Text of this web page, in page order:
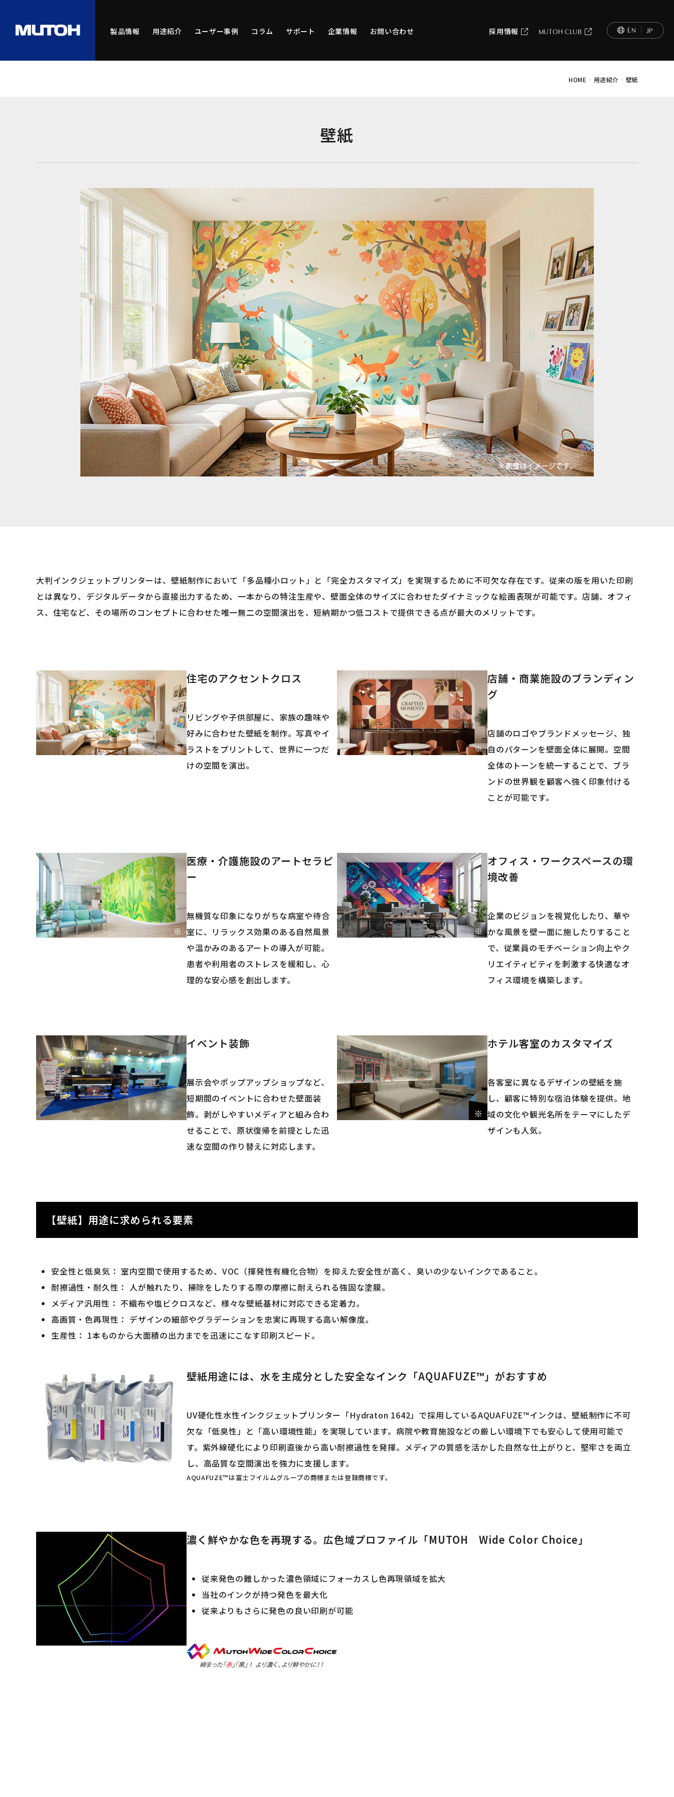
製品情報 用途紹介 ユーザー事例 コラム サポート 企業情報 お問い合わせ 採用情報 MUTOH CLUB EN JP
HOME - 用途紹介 - 壁紙
壁紙
大判インクジェットプリンターは、壁紙制作において「多品種小ロット」と「完全カスタマイズ」を実現するために不可欠な存在です。従来の版を用いた印刷
とは異なり、デジタルデータから直接出力するため、一本からの特注生産や、壁面全体のサイズに合わせたダイナミックな絵画表現が可能です。店舗、オフィ
ス、住宅など、その場所のコンセプトに合わせた唯一無二の空間演出を、短納期かつ低コストで提供できる点が最大のメリットです。
住宅のアクセントクロス
リビングや子供部屋に、家族の趣味や
好みに合わせた壁紙を制作。写真やイ
ラストをプリントして、世界に一つだ
けの空間を演出。
店舗・商業施設のブランディン
グ
店舗のロゴやブランドメッセージ、独
自のパターンを壁面全体に展開。空間
全体のトーンを統一することで、ブラ
ンドの世界観を顧客へ強く印象付ける
ことが可能です。
医療・介護施設のアートセラピ
ー
無機質な印象になりがちな病室や待合
室に、リラックス効果のある自然風景
や温かみのあるアートの導入が可能。
患者や利用者のストレスを緩和し、心
理的な安心感を創出します。
オフィス・ワークスペースの環
境改善
企業のビジョンを視覚化したり、華や
かな風景を壁一面に施したりすること
で、従業員のモチベーション向上やク
リエイティビティを刺激する快適なオ
フィス環境を構築します。
イベント装飾
展示会やポップアップショップなど、
短期間のイベントに合わせた壁面装
飾。剥がしやすいメディアと組み合わ
せることで、原状復帰を前提とした迅
速な空間の作り替えに対応します。
ホテル客室のカスタマイズ
各客室に異なるデザインの壁紙を施
し、顧客に特別な宿泊体験を提供。地
域の文化や観光名所をテーマにしたデ
ザインも人気。
【壁紙】用途に求められる要素
安全性と低臭気： 室内空間で使用するため、VOC（揮発性有機化合物）を抑えた安全性が高く、臭いの少ないインクであること。
耐擦過性・耐久性： 人が触れたり、掃除をしたりする際の摩擦に耐えられる強固な塗膜。
メディア汎用性： 不織布や塩ビクロスなど、様々な壁紙基材に対応できる定着力。
高画質・色再現性： デザインの細部やグラデーションを忠実に再現する高い解像度。
生産性： 1本ものから大面積の出力までを迅速にこなす印刷スピード。
壁紙用途には、水を主成分とした安全なインク「AQUAFUZE™」がおすすめ
UV硬化性水性インクジェットプリンター「Hydraton 1642」で採用しているAQUAFUZE™インクは、壁紙制作に不可
欠な「低臭性」と「高い環境性能」を実現しています。病院や教育施設などの厳しい環境下でも安心して使用可能で
す。紫外線硬化により印刷直後から高い耐擦過性を発揮。メディアの質感を活かした自然な仕上がりと、堅牢さを両立
し、高品質な空間演出を強力に支援します。
AQUAFUZE™は富士フイルムグループの商標または登録商標です。
濃く鮮やかな色を再現する。広色域プロファイル「MUTOH Wide Color Choice」
従来発色の難しかった濃色領域にフォーカスし色再現領域を拡大
当社のインクが持つ発色を最大化
従来よりもさらに発色の良い印刷が可能